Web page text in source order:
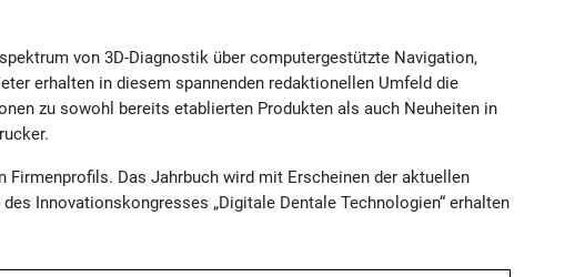
von 3D-Diagnostik über computergestützte Navigation,
erhalten in diesem spannenden redaktionellen Umfeld die
zu sowohl bereits etablierten Produkten als auch Neuheiten in
Das Jahrbuch wird mit Erscheinen der aktuellen
Innovationskongresses „Digitale Dentale Technologien“ erhalten